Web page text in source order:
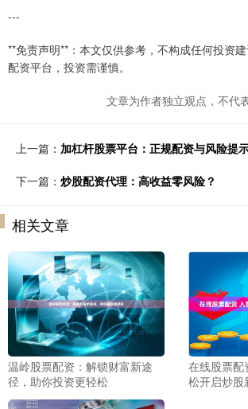
---
**免责声明**：本文仅供参考，不构成任何投资
配资平台，投资需谨慎。
文章为作者独立观点，不代
上一篇： 加杠杆股票平台：正规配资与风险提
下一篇： 炒股配资代理：高收益零风险？
相关文章
温岭股票配资：解锁财富新途
径，助你投资更轻松
在线股票配
松开启炒股